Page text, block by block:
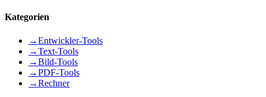
Kategorien
→Entwickler-Tools
→Text-Tools
→Bild-Tools
→PDF-Tools
→Rechner